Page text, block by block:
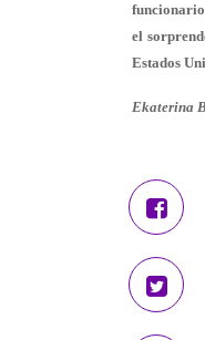
funcionario
el
Estados
Ekaterina